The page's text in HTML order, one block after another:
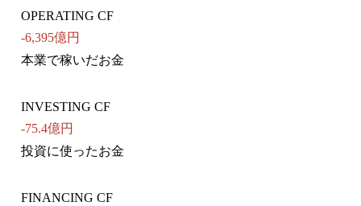
OPERATING CF
-6,395億円
本業で稼いだお金
INVESTING CF
-75.4億円
投資に使ったお金
FINANCING CF